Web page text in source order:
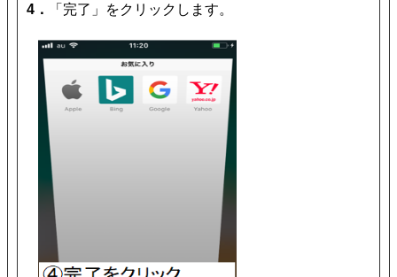
4． 「完了」をクリックします。